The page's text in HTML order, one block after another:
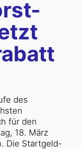
des
für den
18. März
Die Startgeld-